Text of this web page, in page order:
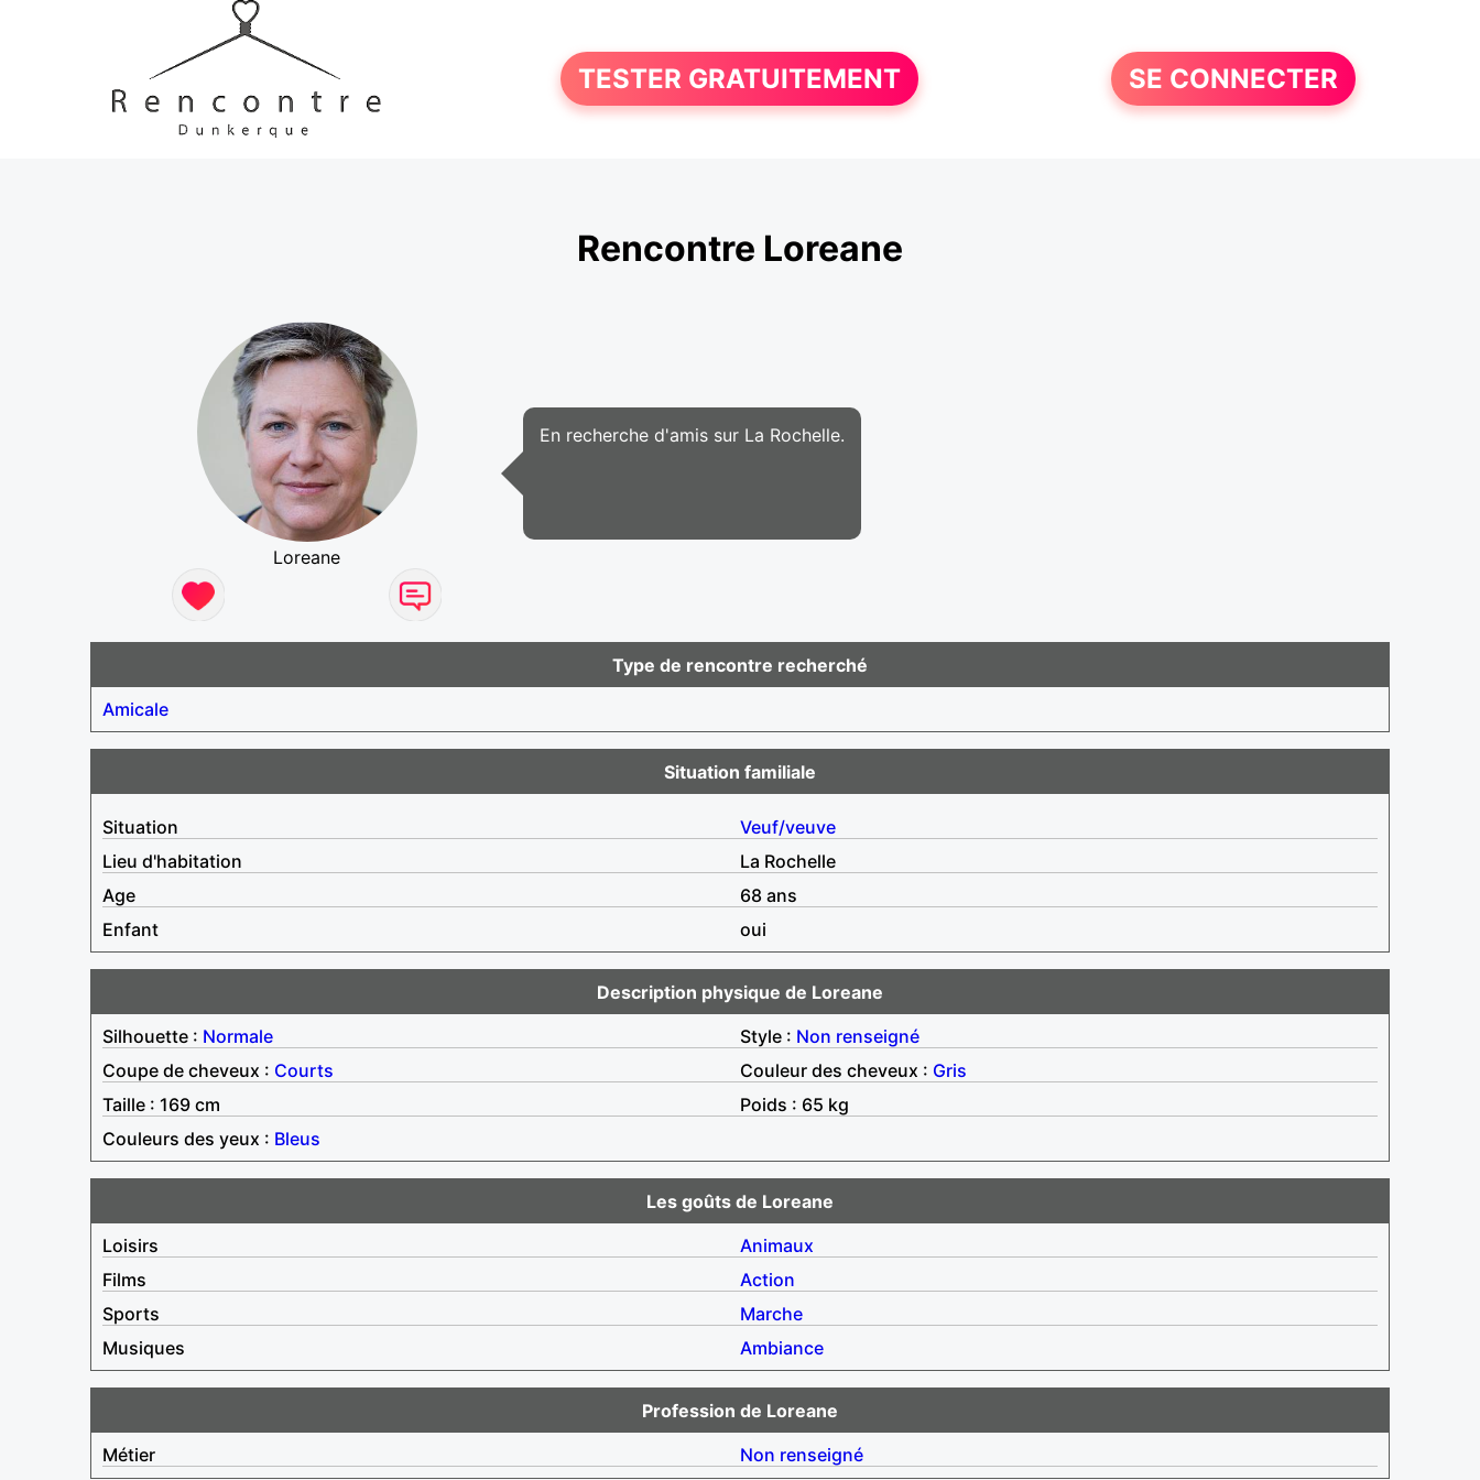
TESTER GRATUITEMENT SE CONNECTER
Rencontre Loreane
Loreane
En recherche d'amis sur La Rochelle.
Type de rencontre recherché
Amicale
Situation familiale
Situation
Veuf/veuve
Lieu d'habitation
La Rochelle
Age
68 ans
Enfant
oui
Description physique de Loreane
Silhouette : Normale Style : Non renseigné
Coupe de cheveux : Courts Couleur des cheveux : Gris
Taille : 169 cm
Poids : 65 kg
Couleurs des yeux : Bleus
Les goûts de Loreane
Loisirs
Animaux
Films
Action
Sports
Marche
Musiques
Ambiance
Profession de Loreane
Métier
Non renseigné